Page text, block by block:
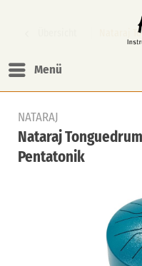
Menü
Nataraj
NATARAJ
Nataraj
Pentatonik